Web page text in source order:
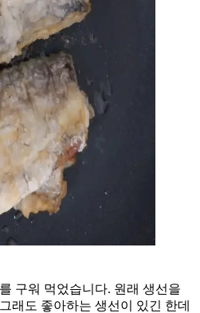
구워 먹었습니다. 원래 생선을
래도 좋아하는 생선이 있긴 한데